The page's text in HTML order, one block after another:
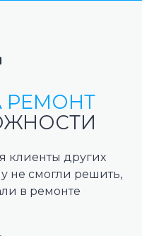
РЕМОНТ
клиенты других
не смогли решить,
в ремонте